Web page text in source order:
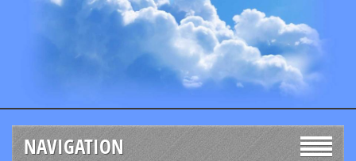
NAVIGATION